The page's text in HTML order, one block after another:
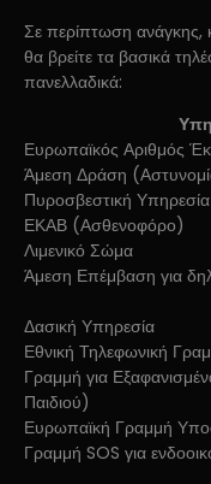
Σε περίπτωση ανάγκης,
θα βρείτε τα βασικά
πανελλαδικά:
Ευρωπαϊκός Αριθμός
Άμεση Δράση
Πυροσβεστική Υπηρεσία
ΕΚΑΒ (Ασθενοφόρο)
Λιμενικό Σώμα
Άμεση Επέμβαση για
Δασική Υπηρεσία
Εθνική Τηλεφωνική
Γραμμή για
Παιδιού)
Ευρωπαϊκή Γραμμή
Γραμμή SOS για